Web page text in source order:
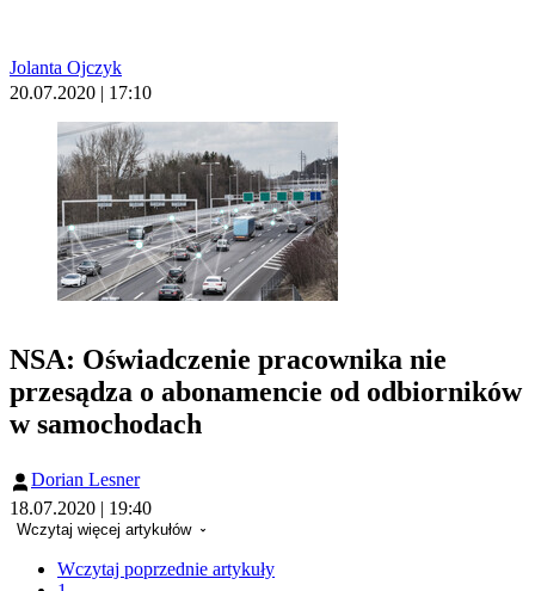
Jolanta Ojczyk
20.07.2020 | 17:10
NSA: Oświadczenie pracownika nie
przesądza o abonamencie od odbiorników
w samochodach
Dorian Lesner
18.07.2020 | 19:40
Wczytaj więcej artykułów
Wczytaj poprzednie artykuły